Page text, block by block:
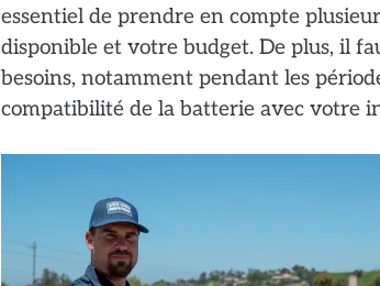
essentiel de prendre en compte
disponible et votre budget. De plus, il
besoins, notamment pendant les
compatibilité de la batterie avec votre